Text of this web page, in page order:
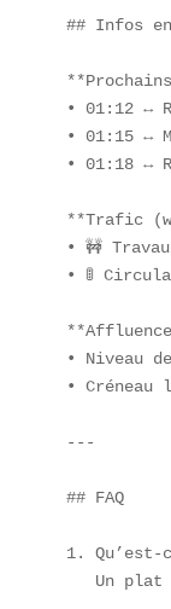
## Infos
• 01:12 ↔
• 01:15 ↔
• 01:18 ↔
**Trafic
• 🚧
• 🚦
• Niveau
•
---
## FAQ
1.
Un plat